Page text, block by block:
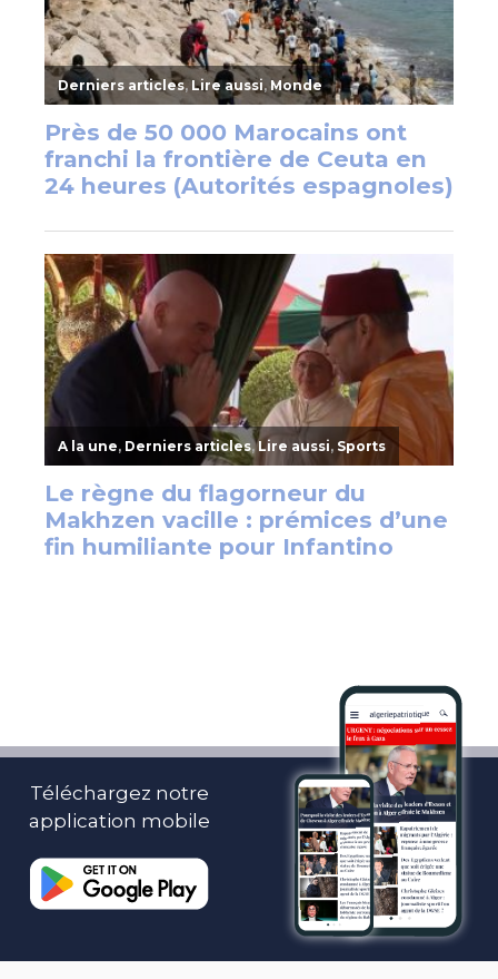
Téléchargez notre
application mobile